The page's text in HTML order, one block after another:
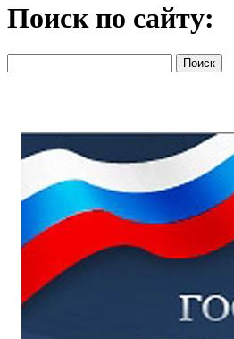
Поиск по сайту: